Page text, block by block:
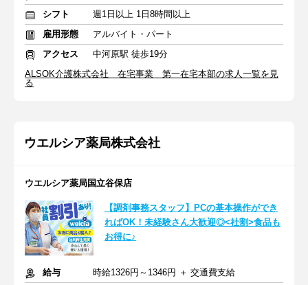
シフト
週1日以上 1日8時間以上
雇用形態
アルバイト・パート
アクセス
中河原駅 徒歩19分
ALSOK介護株式会社 在宅事業 第一在宅本部の求人一覧を見
る
ウエルシア薬局株式会社
ウエルシア薬局国立谷保店
【調剤事務スタッフ】PCの基本操作ができ
ればOK！未経験さん大歓迎◎<社割>食品も
お得に♪
給与
時給1326円～1346円 ＋ 交通費支給